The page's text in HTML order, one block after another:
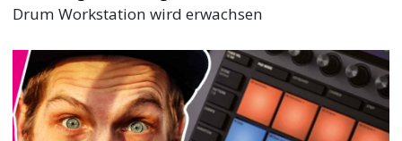
Drum Workstation wird erwachsen